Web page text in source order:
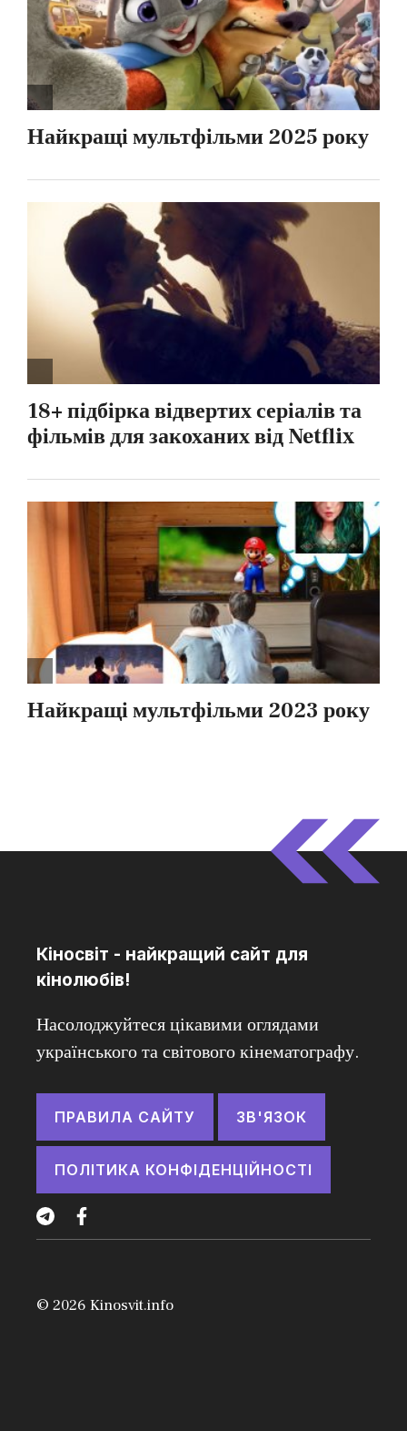
Кіносвіт - найкращий сайт для
кінолюбів!
Насолоджуйтеся цікавими оглядами
українського та світового кінематографу.
ПРАВИЛА САЙТУ ЗВ'ЯЗОК
ПОЛІТИКА КОНФІДЕНЦІЙНОСТІ
© 2026 Kinosvit.info